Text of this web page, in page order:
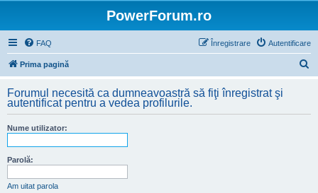
PowerForum.ro
FAQ Autentificare
Înregistrare
Prima pagină
t
Forumul necesită ca dumneavoastră să fiţi înregistrat şi
autentificat pentru a vedea profilurile.
Nume utilizator:
Parolă:
Am uitat parola